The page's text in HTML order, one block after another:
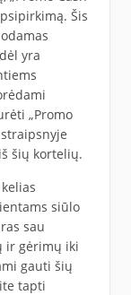
Šis
yra
„Promo
šių kortelių.
siūlo
sau
ir gėrimų iki
gauti šių
tapti